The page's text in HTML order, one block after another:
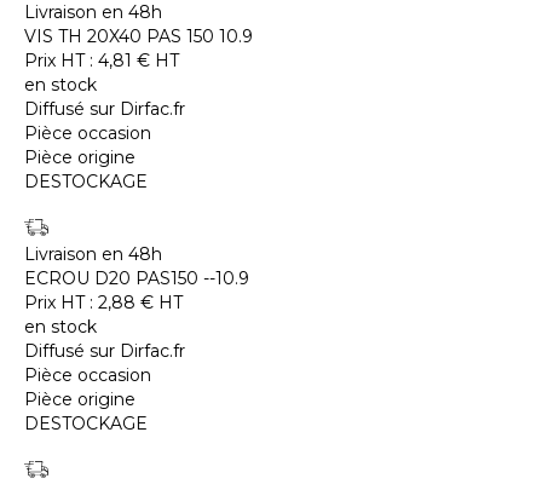
Livraison en 48h
VIS TH 20X40 PAS 150 10.9
Prix HT : 4,81 € HT
en stock
Diffusé sur Dirfac.fr
Pièce occasion
Pièce origine
DESTOCKAGE
Livraison en 48h
ECROU D20 PAS150 --10.9
Prix HT : 2,88 € HT
en stock
Diffusé sur Dirfac.fr
Pièce occasion
Pièce origine
DESTOCKAGE